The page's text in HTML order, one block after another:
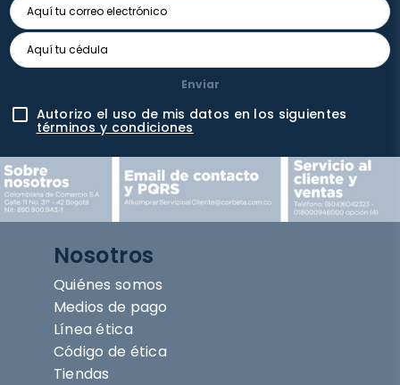
Enviar
Autorizo el uso de mis datos en los siguientes
términos y condiciones
Nosotros
Quiénes somos
Medios de pago
Línea ética
Código de ética
Tiendas